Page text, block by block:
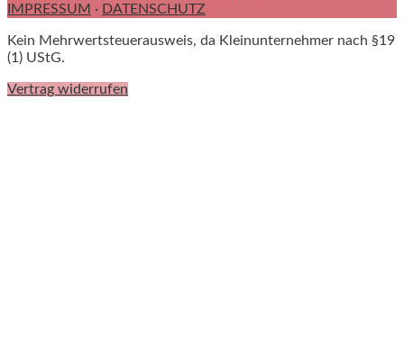
IMPRESSUM · DATENSCHUTZ
Kein Mehrwertsteuerausweis, da Kleinunternehmer nach §19
(1) UStG.
Vertrag widerrufen